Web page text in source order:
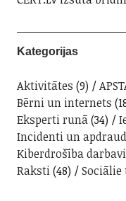
Kategorijas
Aktivitātes (9)
Bērni un internets
Eksperti runā(34)
Incidenti un
Kiberdrošība
Raksti(48)